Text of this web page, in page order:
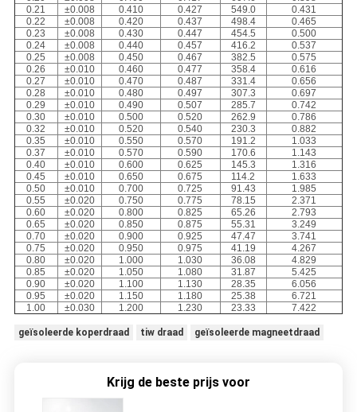
0.21
±0.008 0.410 0.427 549.0
0.431
0.22
±0.008 0.420 0.437 498.4
0.465
0.23
±0.008 0.430 0.447 454.5
0.500
0.24
±0.008 0.440 0.457 416.2
0.537
0.25
±0.008 0.450 0.467 382.5
0.575
0.26
±0.010 0.460 0.477 358.4
0.616
0.27
±0.010 0.470 0.487 331.4
0.656
0.28
±0.010 0.480 0.497 307.3
0.697
0.29
±0.010 0.490 0.507 285.7
0.742
0.30
±0.010 0.500 0.520 262.9
0.786
0.32
±0.010 0.520 0.540 230.3
0.882
0.35
±0.010 0.550 0.570 191.2
1.033
0.37
±0.010 0.570 0.590 170.6
1.143
0.40
±0.010 0.600 0.625 145.3
1.316
0.45
±0.010 0.650 0.675 114.2
1.633
0.50
±0.010 0.700 0.725 91.43
1.985
0.55
±0.020 0.750 0.775 78.15
2.371
0.60
±0.020 0.800 0.825 65.26
2.793
0.65
±0.020 0.850 0.875 55.31
3.249
0.70
±0.020 0.900 0.925 47.47
3.741
0.75
±0.020 0.950 0.975 41.19
4.267
0.80
±0.020 1.000 1.030 36.08
4.829
0.85
±0.020 1.050 1.080 31.87
5.425
0.90
±0.020 1.100 1.130 28.35
6.056
0.95
±0.020 1.150 1.180 25.38
6.721
1.00
±0.030 1.200 1.230 23.33 7.422
geïsoleerde koperdraad tiw draad geïsoleerde magneetdraad
Krijg de beste prijs voor